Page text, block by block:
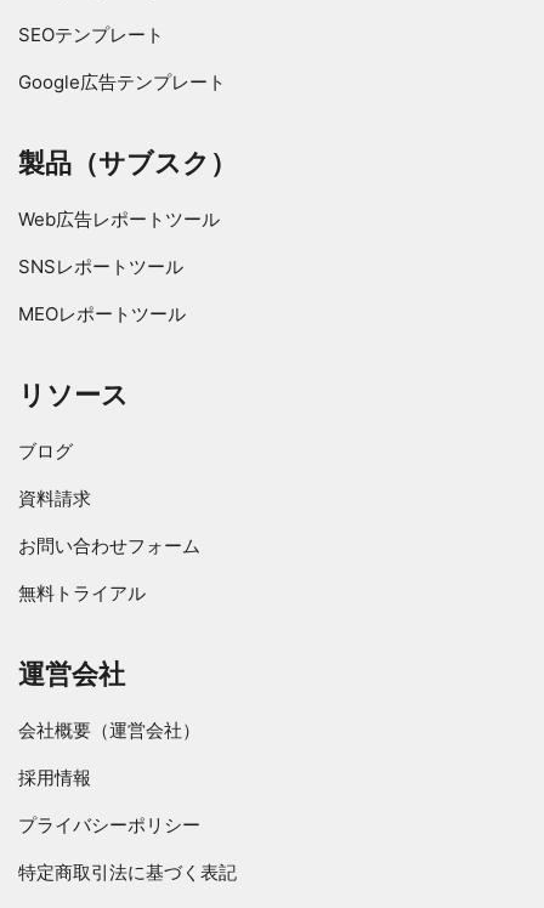
SEOテンプレート
Google広告テンプレート
製品（サブスク）
Web広告レポートツール
SNSレポートツール
MEOレポートツール
リソース
ブログ
資料請求
お問い合わせフォーム
無料トライアル
運営会社
会社概要（運営会社）
採用情報
プライバシーポリシー
特定商取引法に基づく表記